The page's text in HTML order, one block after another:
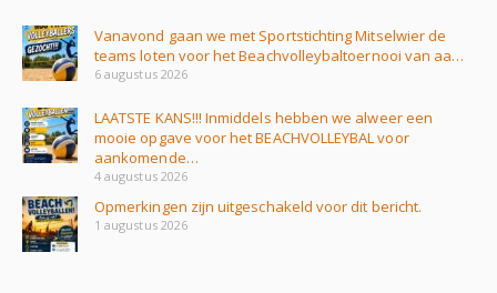
Vanavond gaan we met Sportstichting Mitselwier de
teams loten voor het Beachvolleybaltoernooi van aa…
6 augustus 2026
LAATSTE KANS!!! Inmiddels hebben we alweer een
mooie opgave voor het BEACHVOLLEYBAL voor
aankomende…
4 augustus 2026
Opmerkingen zijn uitgeschakeld voor dit bericht.
1 augustus 2026